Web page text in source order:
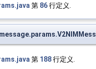
第 86行定义.
第 188行定义.